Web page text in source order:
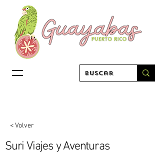
< Volver
Suri Viajes y Aventuras